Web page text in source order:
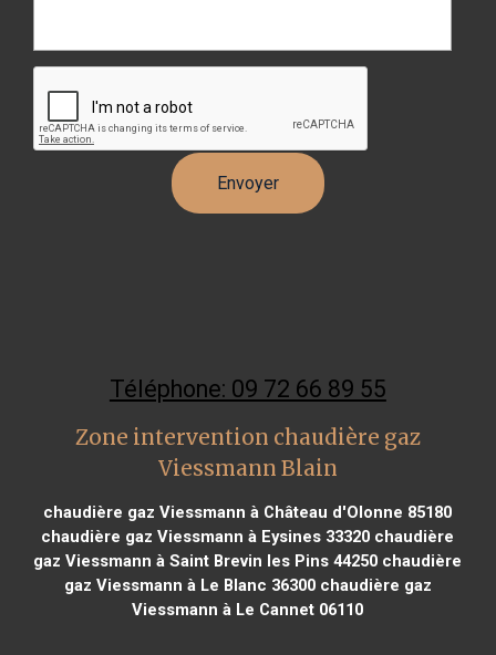
Téléphone: 09 72 66 89 55
Zone intervention chaudière gaz
Viessmann Blain
chaudière gaz Viessmann à Château d'Olonne 85180
chaudière gaz Viessmann à Eysines 33320 chaudière
gaz Viessmann à Saint Brevin les Pins 44250 chaudière
gaz Viessmann à Le Blanc 36300chaudière gaz
Viessmann à Le Cannet 06110